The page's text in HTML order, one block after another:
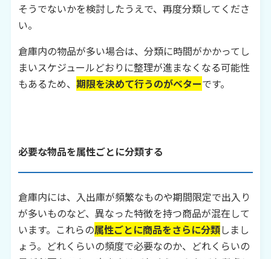
そうでないかを検討したうえで、再度分類してくださ
い。
倉庫内の物品が多い場合は、分類に時間がかかってし
まいスケジュールどおりに整理が進まなくなる可能性
もあるため、 期限を決めて行うのがベターです。
必要な物品を属性ごとに分類する
倉庫内には、入出庫が頻繁なものや期間限定で出入り
が多いものなど、異なった特徴を持つ商品が混在して
います。これらの属性ごとに商品をさらに分類しまし
ょう。どれくらいの頻度で必要なのか、どれくらいの